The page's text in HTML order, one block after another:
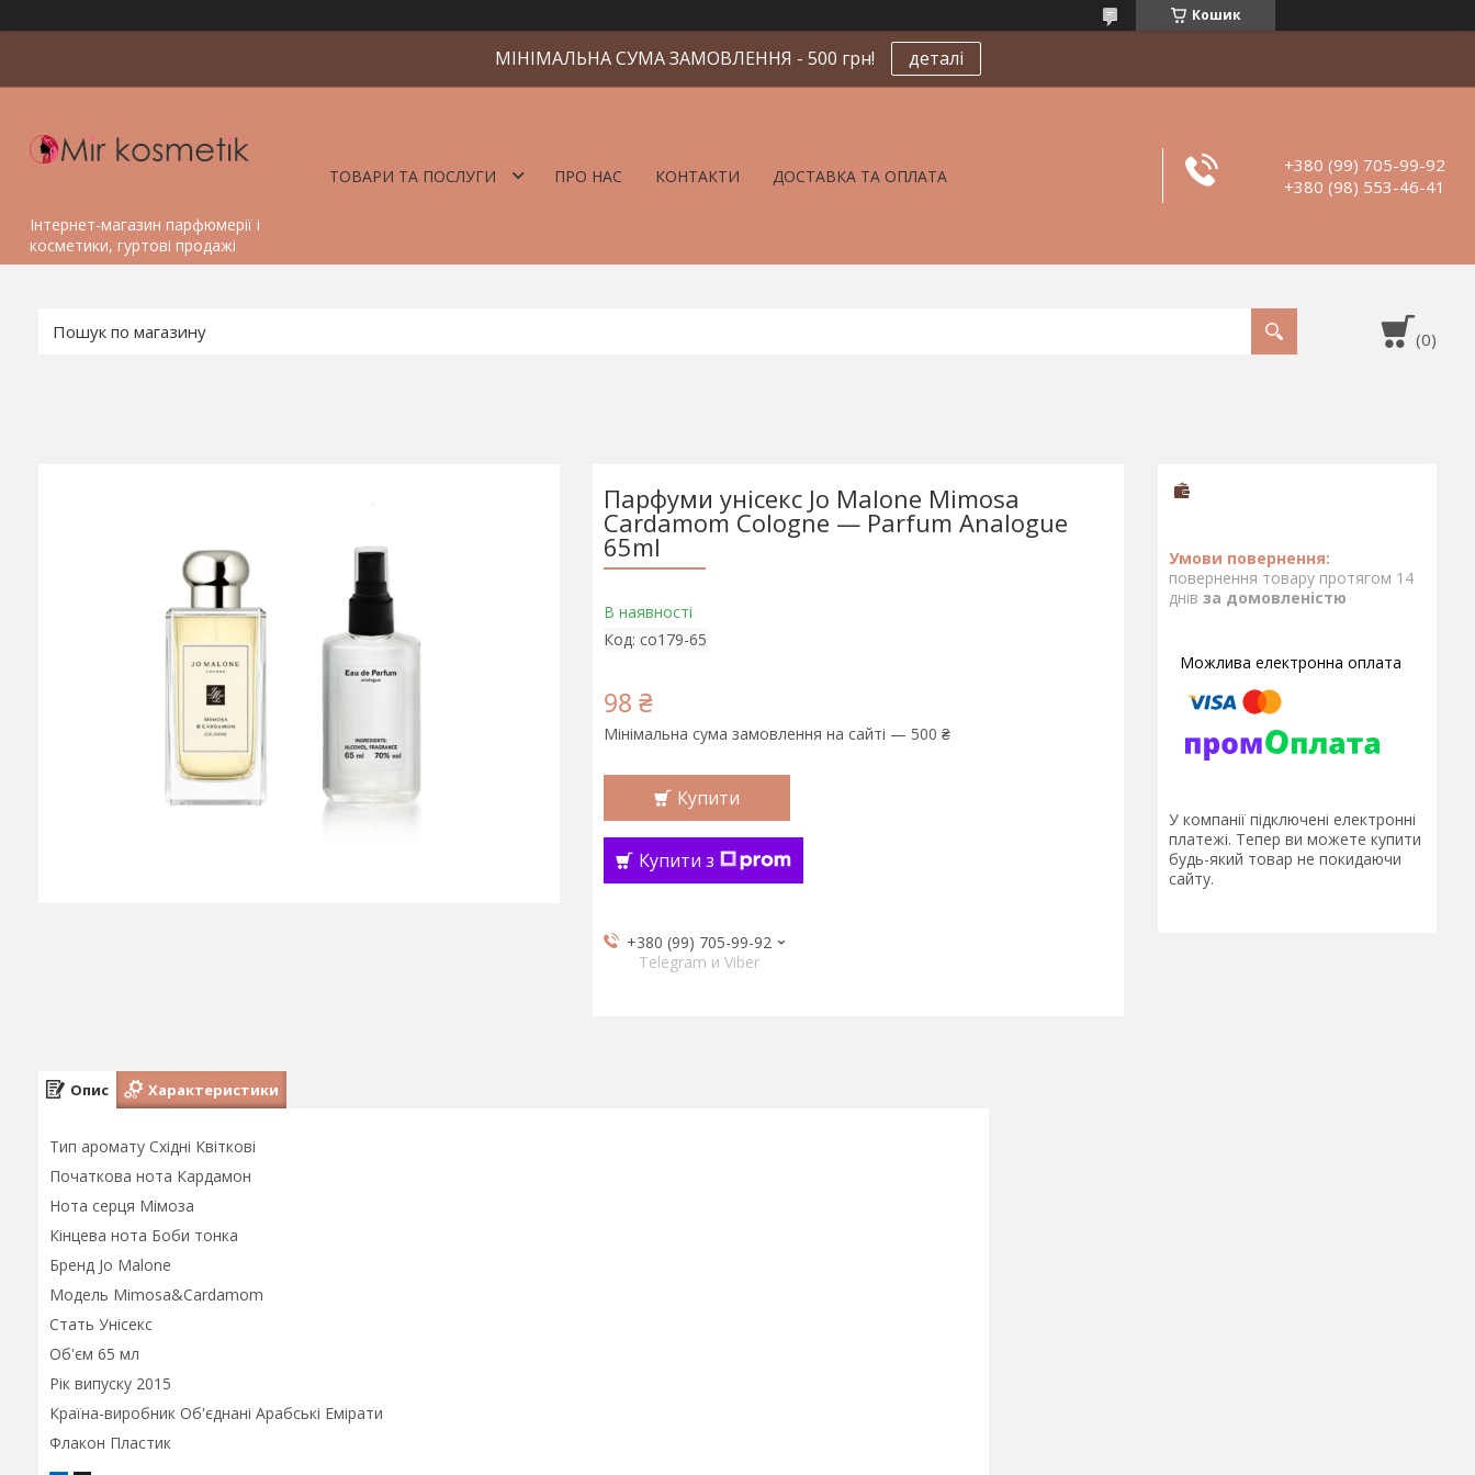
Кошик
МІНІМАЛЬНА СУМА ЗАМОВЛЕННЯ - 500 грн! деталі
Інтернет-магазин парфюмерії і
косметики, гуртові продажі
ТОВАРИ ТА ПОСЛУГИ ПРО НАС КОНТАКТИ ДОСТАВКА ТА ОПЛАТА
+380 (99) 705-99-92
+380 (98) 553-46-41
Парфуми унісекс Jo Malone Mimosa
Cardamom Cologne — Parfum Analogue
65ml
В наявності
Код: co179-65
98 ₴
Мінімальна сума замовлення на сайті — 500 ₴
Купити
Купити з
+380 (99) 705-99-92
Telegram и Viber
повернення товару протягом 14
днів за домовленістю
У компанії підключені електронні
платежі. Тепер ви можете купити
будь-який товар не покидаючи
сайту.
Опис Характеристики
Тип аромату Східні Квіткові
Початкова нота Кардамон
Нота серця Мімоза
Кінцева нота Боби тонка
Бренд Jo Malone
Модель Mimosa&Cardamom
Стать Унісекс
Об'єм 65 мл
Рік випуску 2015
Країна-виробник Об'єднані Арабські Емірати
Флакон Пластик